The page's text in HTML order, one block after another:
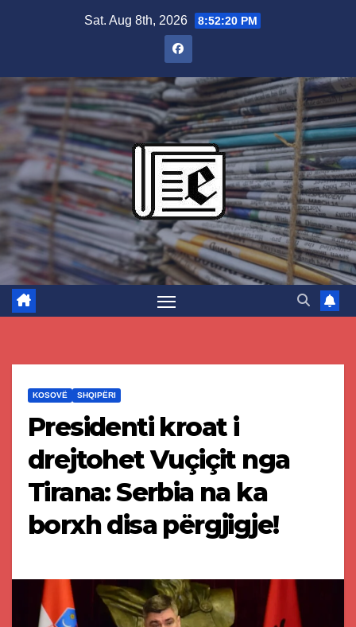
Sat. Aug 8th, 2026 8:52:21 PM
KOSOVË SHQIPËRI
Presidenti kroat i
drejtohet Vuçiçit nga
Tirana: Serbia na ka
borxh disa përgjigje!